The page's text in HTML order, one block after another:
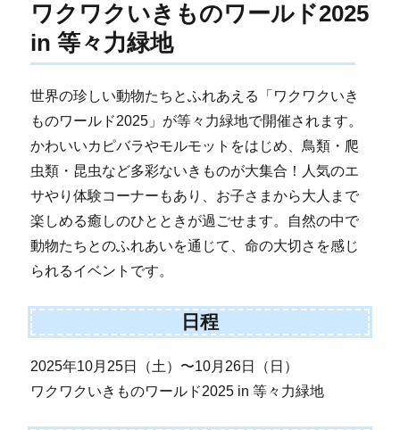
ワクワクいきものワールド2025
in 等々力緑地
世界の珍しい動物たちとふれあえる「ワクワクいき
ものワールド2025」が等々力緑地で開催されます。
かわいいカピバラやモルモットをはじめ、鳥類・爬
虫類・昆虫など多彩ないきものが大集合！人気のエ
サやり体験コーナーもあり、お子さまから大人まで
楽しめる癒しのひとときが過ごせます。自然の中で
動物たちとのふれあいを通じて、命の大切さを感じ
られるイベントです。
日程
2025年10月25日（土）〜10月26日（日）
ワクワクいきものワールド2025 in 等々力緑地